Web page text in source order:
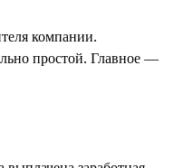
компании.
простой. Главное —